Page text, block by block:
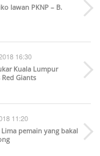
lawan PKNP – B.
16:30
Kuala Lumpur
Red Giants
11:20
pemain yang bakal